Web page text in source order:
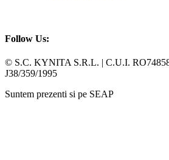
Follow Us:
Facebook
Whatsapp
© S.C. KYNITA S.R.L. | C.U.I.
J38/359/1995
Suntem prezenti si pe SEAP